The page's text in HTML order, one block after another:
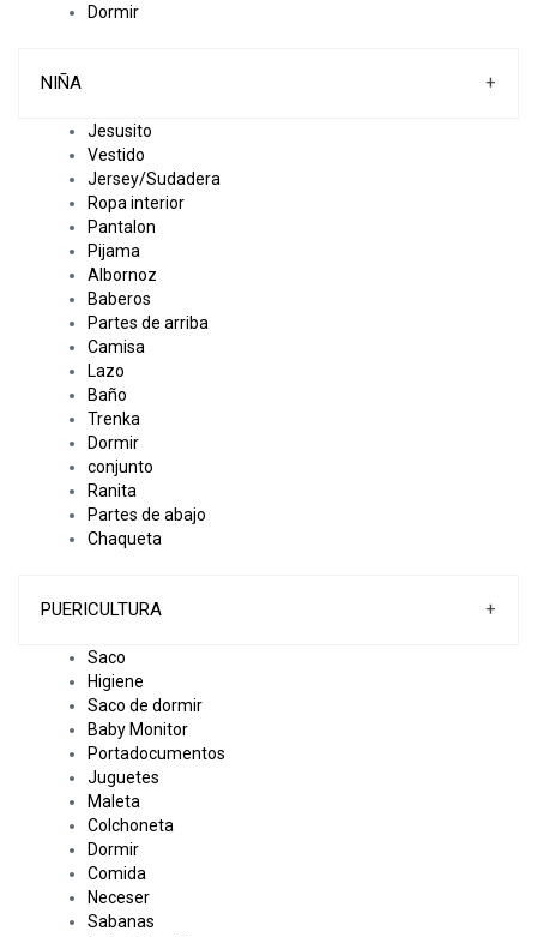
Dormir
NIÑA +
Jesusito
Vestido
Jersey/Sudadera
Ropa interior
Pantalon
Pijama
Albornoz
Baberos
Partes de arriba
Camisa
Lazo
Baño
Trenka
Dormir
conjunto
Ranita
Partes de abajo
Chaqueta
PUERICULTURA +
Saco
Higiene
Saco de dormir
Baby Monitor
Portadocumentos
Juguetes
Maleta
Colchoneta
Dormir
Comida
Neceser
Sabanas